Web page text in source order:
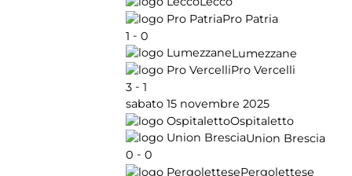
Pro Patria
1 - 0
Lumezzane
Pro Vercelli
3 - 1
sabato 15 novembre 2025
Ospitaletto
Union Brescia
0 - 0
Pergolettese